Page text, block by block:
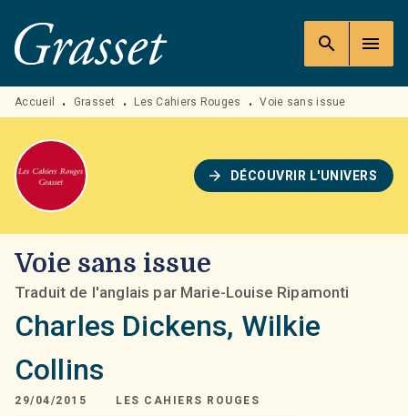
MENU RECHERCHE
PIED DE PAGE
search menu
Accueil • Grasset • Les Cahiers Rouges • Voie sans issue
arrow_forward DÉCOUVRIR L'UNIVERS
Voie sans issue
Traduit de l'anglais par Marie-Louise Ripamonti
Charles Dickens, Wilkie
Collins
29/04/2015 LES CAHIERS ROUGES